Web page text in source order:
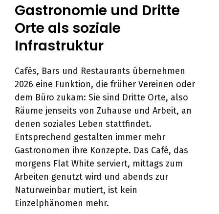
Gastronomie und Dritte
Orte als soziale
Infrastruktur
Cafés, Bars und Restaurants übernehmen
2026 eine Funktion, die früher Vereinen oder
dem Büro zukam: Sie sind Dritte Orte, also
Räume jenseits von Zuhause und Arbeit, an
denen soziales Leben stattfindet.
Entsprechend gestalten immer mehr
Gastronomen ihre Konzepte. Das Café, das
morgens Flat White serviert, mittags zum
Arbeiten genutzt wird und abends zur
Naturweinbar mutiert, ist kein
Einzelphänomen mehr.